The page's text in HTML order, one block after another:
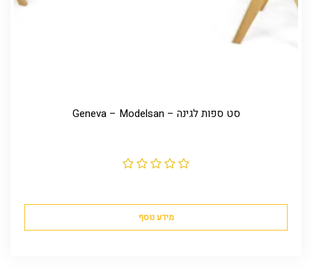
סט ספות לגינה – Geneva – Modelsan
מידע נוסף